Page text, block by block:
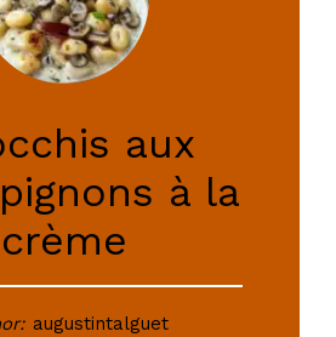
aux
à la
crème
augustintalguet